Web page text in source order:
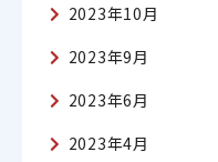
2023年10月
2023年9月
2023年6月
2023年4月